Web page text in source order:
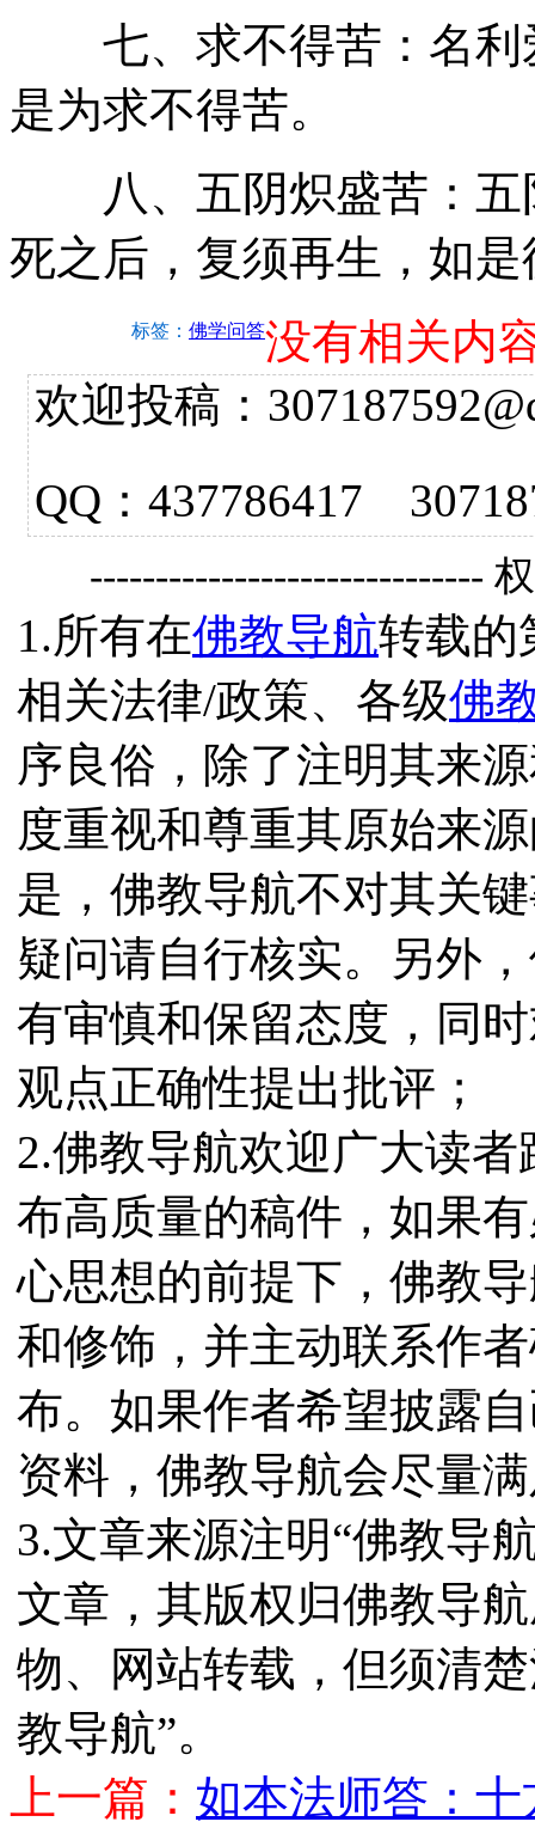
七、求不得苦：名利
是为求不得苦。
八、五阴炽盛苦：五
死之后，复须再生，如
标签： 佛学问答没有相关内
欢迎投稿：
QQ：437786417
------------------------------
1.所有在佛教导航转载的
相关法律/政策、各级佛
序良俗，除了注明其来
度重视和尊重其原始来
是，佛教导航不对其关
疑问请自行核实。另外
有审慎和保留态度，同
观点正确性提出批评；
2.佛教导航欢迎广大读
布高质量的稿件，如果
心思想的前提下，佛教
和修饰，并主动联系作
布。如果作者希望披露
资料，佛教导航会尽量
3.文章来源注明“佛教导
文章，其版权归佛教导
物、网站转载，但须清
教导航”。
上一篇： 如本法师答：